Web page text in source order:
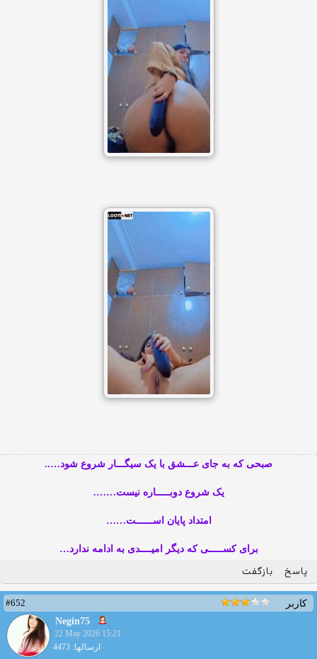
صبحی که به جای عـــشق با یک سیگـــار شروع شود…..
یک شروع دوبـــــاره نیست…….
امتداد پایان اســــــت……
برای کســـــی که دیگر امیــــدی به ادامه ندارد…
پاسخ بازگفت
کاربر
#652
Negin75
22 May 2026 15:21
ارسالها: 4473